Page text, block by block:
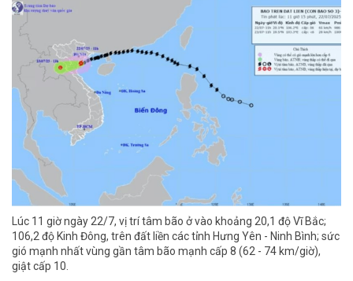
Lúc 11 giờ ngày 22/7, vị trí tâm bão ở vào khoảng 20,1 độ Vĩ Bắc;
106,2 độ Kinh Đông, trên đất liền các tỉnh Hưng Yên - Ninh Bình; sức
gió mạnh nhất vùng gần tâm bão mạnh cấp 8 (62 - 74 km/giờ),
giật cấp 10.